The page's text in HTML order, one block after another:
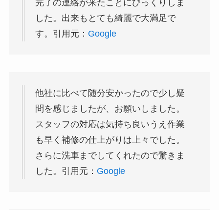
完了の連絡が来たことにびっくりしま
した。出来もとても綺麗で大満足で
す。引用元： Google
他社に比べて随分安かったので少し疑
問を感じましたが、お願いしました。
スタッフの対応は気持ち良いうえ作業
も早く補修の仕上がりは上々でした。
さらに洗車までしてくれたので驚きま
した。引用元： Google